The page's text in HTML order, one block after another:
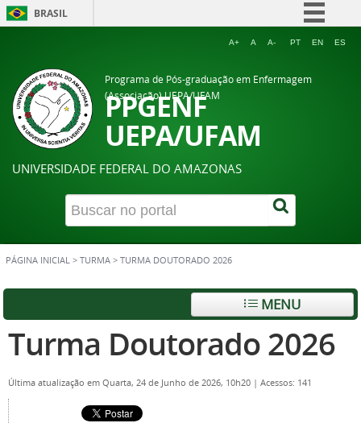
BRASIL
Simplifique!
Legislação
Canais
A+ A A- PT EN ES
Programa de Pós-graduação em Enfermagem
(Associação) UEPA/UFAM
PPGENF
UEPA/UFAM
UNIVERSIDADE FEDERAL DO AMAZONAS
PÁGINA INICIAL > TURMA > TURMA DOUTORADO 2026
MENU
Turma Doutorado 2026
Última atualização em Quarta, 24 de Junho de 2026, 10h20 | Acessos: 141